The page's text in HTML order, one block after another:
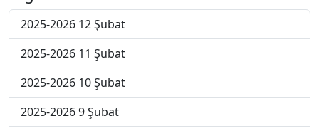
2025-2026 12 Şubat
2025-2026 11 Şubat
2025-2026 10 Şubat
2025-2026 9 Şubat